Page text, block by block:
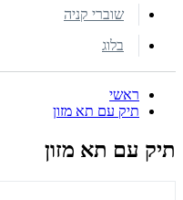
שוברי קניה
בלוג
ראשי
תיק עם תא מזון
תיק עם תא מזון